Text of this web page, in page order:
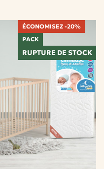
ÉCONOMISEZ -20%
PACK
RUPTURE DE STOCK